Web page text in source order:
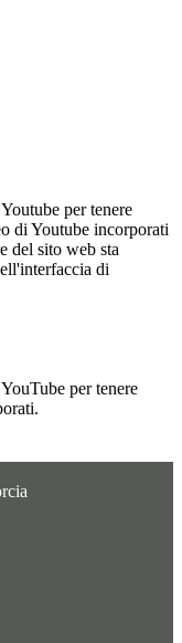
per tenere
di Youtube incorporati
del sito web sta
di
per tenere